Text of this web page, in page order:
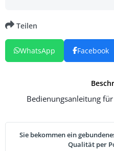
Bedienungsanleitung
Sie bekommen ein
Qualität per
Teilen
WhatsApp Facebook